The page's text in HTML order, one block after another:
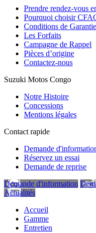
Prendre rendez-vous
Pourquoi choisir
Conditions de Garantie
Les Forfaits
Campagne de Rappel
Pièces d’origine
Contactez-nous
Suzuki Motos Congo
Notre Histoire
Concessions
Mentions légales
Contact rapide
Demande
Réservez un essai
Demande de reprise
Demande d'information
Actualités
Accueil
Gamme
Entretien